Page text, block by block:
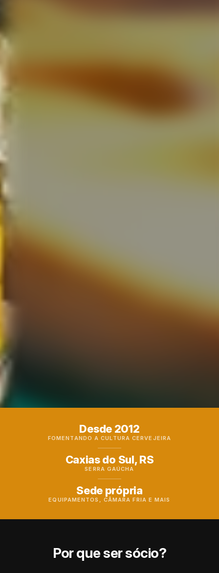
Desde 2012
FOMENTANDO A CULTURA CERVEJEIRA
Caxias do Sul, RS
SERRA GAÚCHA
Sede própria
EQUIPAMENTOS, CÂMARA FRIA E MAIS
Por que ser sócio?